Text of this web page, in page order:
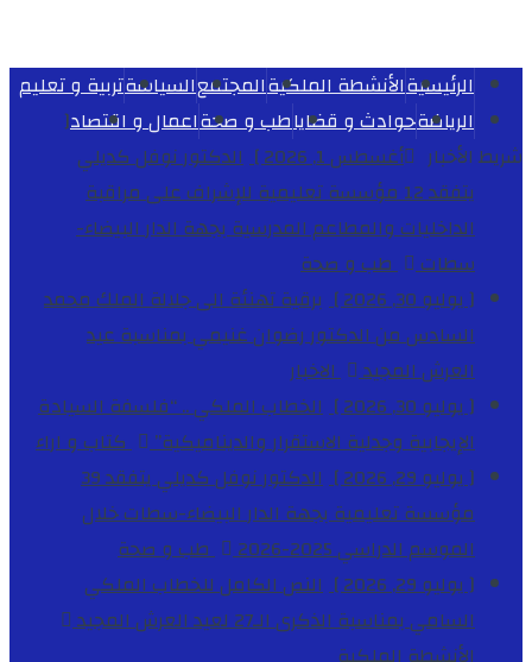
الرئيسيةالأنشطة الملكيةالمجتمعالسياسةتربية و تعليم
الرياضةحوادث و قضاياطب و صحةاعمال و اقتصاد
شريط الأخبار
[
أغسطس 1, 2026 ]
الدكتور نوفل كديلي
يتفقد 12 مؤسسة تعليمية للإشراف على مراقبة
الداخليات والمطاعم المدرسية بجهة الدار البيضاء-
سطات طب و صحة
[ يوليو 30, 2026 ]
برقية تهنئة الى جلالة الملك محمد
السادس من الدكتور رضوان غنيمي بمناسبة عيد
العرش المجيد الاخبار
[ يوليو 30, 2026 ]
الخطاب الملكي .. “فلسفة السيادة
الإيجابية وجدلية الاستقرار والديناميكية” كتاب و اراء
[ يوليو 29, 2026 ]
الدكتور نوفل كديلي يتفقد 39
مؤسسة تعليمية بجهة الدار البيضاء-سطات خلال
الموسم الدراسي 2025-2026
طب و صحة
[ يوليو 29, 2026 ]
النص الكامل للخطاب الملكي
السامي بمناسبة الذكرى الـ27 لعيد العرش المجيد